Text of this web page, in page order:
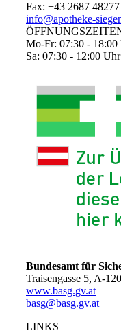
Fax: +43 2687
info@apotheke-
Mo-Fr: 07:30 - 18:00
Sa: 07:30 - 12:00 Uhr
Bundesamt für
Traisengasse 5, A-
www.basg.gv.at
basg@basg.gv.at
LINKS